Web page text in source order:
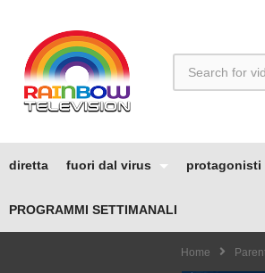
diretta fuori dal virus protagonisti
PROGRAMMI SETTIMANALI
Home